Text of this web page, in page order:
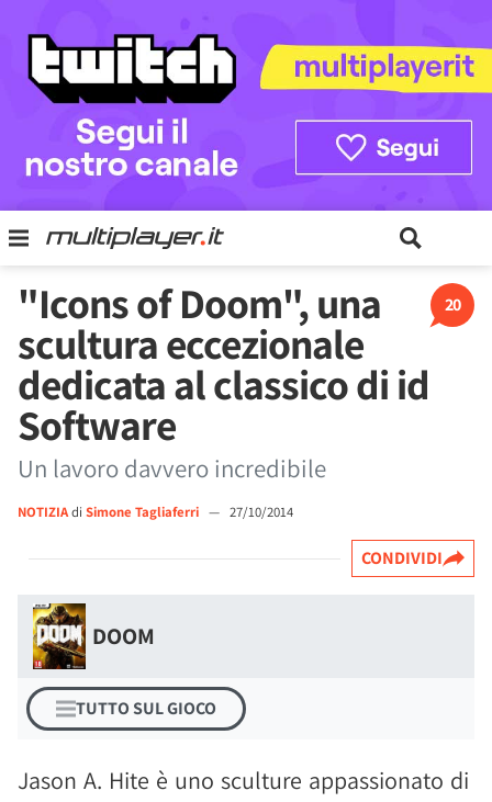
20
"Icons of Doom", una
scultura eccezionale
dedicata al classico di id
Software
Un lavoro davvero incredibile
NOTIZIAdi Simone Tagliaferri — 27/10/2014
CONDIVIDI
DOOM
TUTTO SUL GIOCO
Jason A. Hite è uno sculture appassionato di